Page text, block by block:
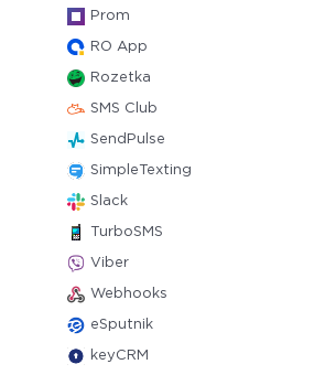
Prom
RO App
Rozetka
SMS Club
SendPulse
SimpleTexting
Slack
TurboSMS
Viber
Webhooks
eSputnik
keyCRM